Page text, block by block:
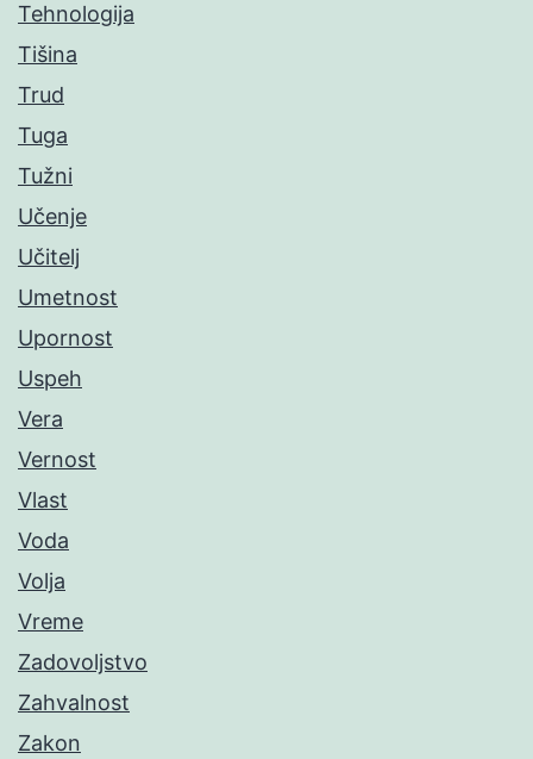
Tehnologija
Tišina
Trud
Tuga
Tužni
Učenje
Učitelj
Umetnost
Upornost
Uspeh
Vera
Vernost
Vlast
Voda
Volja
Vreme
Zadovoljstvo
Zahvalnost
Zakon